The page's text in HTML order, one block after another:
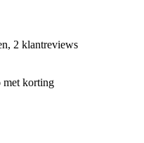
2 klantreviews
met korting